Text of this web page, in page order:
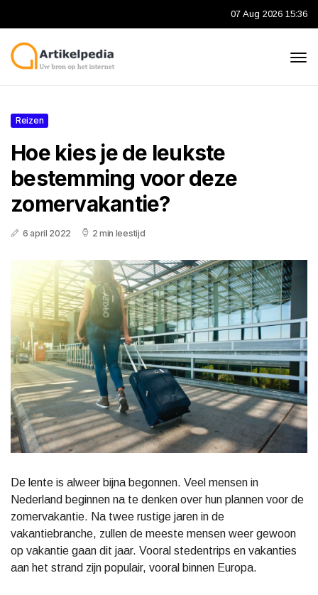
07 Aug 2026 15:36
Reizen
Hoe kies je de leukste
bestemming voor deze
zomervakantie?
6 april 2022 2 min leestijd
De lente is alweer bijna begonnen. Veel mensen in
Nederland beginnen na te denken over hun plannen voor de
zomervakantie. Na twee rustige jaren in de
vakantiebranche, zullen de meeste mensen weer gewoon
op vakantie gaan dit jaar. Vooral stedentrips en vakanties
aan het strand zijn populair, vooral binnen Europa.